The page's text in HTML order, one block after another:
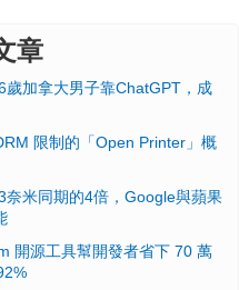
章
加拿大男子靠ChatGPT，成
限制的「Open Printer」概
米同期的4倍，Google與蘋果
開源工具幫開發者省下 70 萬